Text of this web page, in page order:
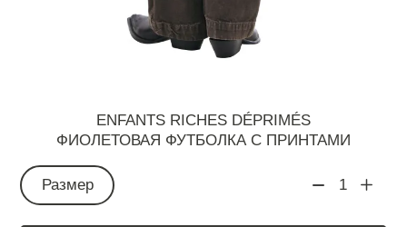
ENFANTS RICHES DÉPRIMÉS
ФИОЛЕТОВАЯ ФУТБОЛКА С ПРИНТАМИ
Размер 1